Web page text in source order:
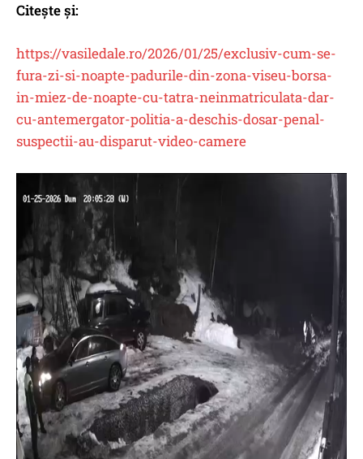
Citește și:
https://vasiledale.ro/2026/01/25/exclusiv-cum-se-
fura-zi-si-noapte-padurile-din-zona-viseu-borsa-
in-miez-de-noapte-cu-tatra-neinmatriculata-dar-
cu-antemergator-politia-a-deschis-dosar-penal-
suspectii-au-disparut-video-camere